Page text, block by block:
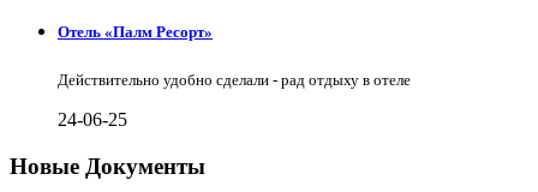
Отель «Палм Ресорт»
Действительно удобно сделали - рад отдыху в отеле
24-06-25
Новые Документы